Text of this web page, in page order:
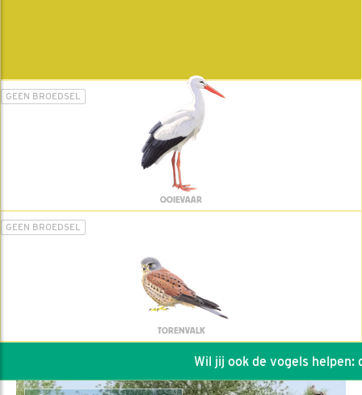
GEEN BROEDSEL
OOIEVAAR
GEEN BROEDSEL
TORENVALK
Wil jij ook de vogels helpen: